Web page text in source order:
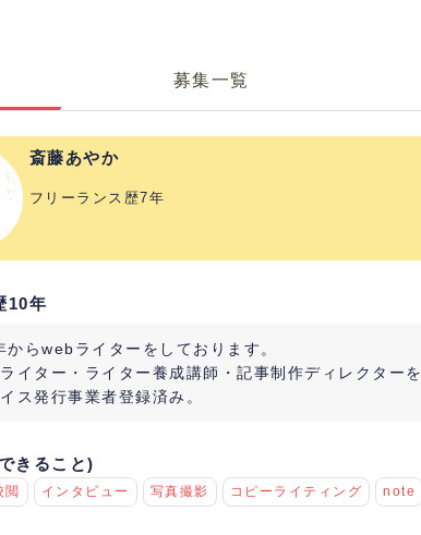
募集一覧
斎藤あやか
フリーランス歴7年
10年
からwebライターをしております。
イター・ライター養成講師・記事制作ディレクター
ス発行事業者登録済み。
きること)
閲 インタビュー 写真撮影 コピーライティング note